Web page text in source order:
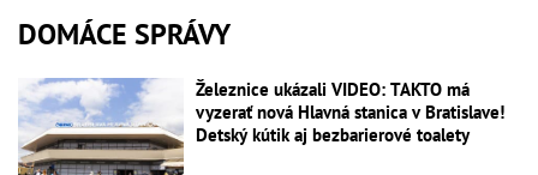
DOMÁCE SPRÁVY
Železnice ukázali VIDEO: TAKTO má
vyzerať nová Hlavná stanica v Bratislave!
Detský kútik aj bezbarierové toalety